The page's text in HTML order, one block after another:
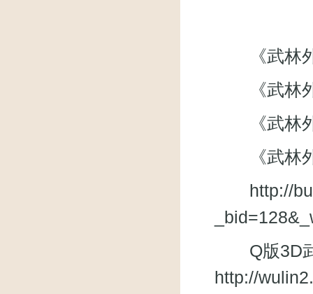
《武林外
《武林外
《武林外
《武林外
http://
Q版3D武
http://